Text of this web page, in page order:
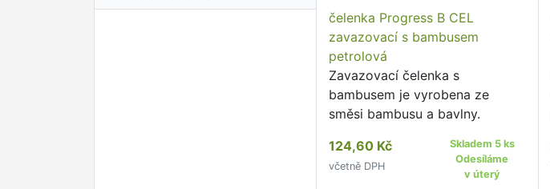
čelenka Progress B CEL
zavazovací s bambusem
petrolová
Zavazovací čelenka s
bambusem je vyrobena ze
směsi bambusu a bavlny.
124,60 Kč
včetně DPH
Skladem 5 ks
Odesíláme
v úterý